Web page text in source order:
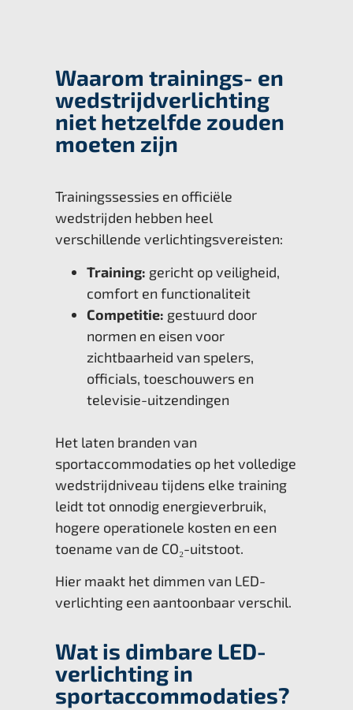
Waarom trainings- en
wedstrijdverlichting
niet hetzelfde zouden
moeten zijn
Trainingssessies en officiële
wedstrijden hebben heel
verschillende verlichtingsvereisten:
Training: gericht op veiligheid,
comfort en functionaliteit
Competitie: gestuurd door
normen en eisen voor
zichtbaarheid van spelers,
officials, toeschouwers en
televisie-uitzendingen
Het laten branden van
sportaccommodaties op het volledige
wedstrijdniveau tijdens elke training
leidt tot onnodig energieverbruik,
hogere operationele kosten en een
toename van de CO₂-uitstoot.
Hier maakt het dimmen van LED-
verlichting een aantoonbaar verschil.
Wat is dimbare LED-
verlichting in
sportaccommodaties?